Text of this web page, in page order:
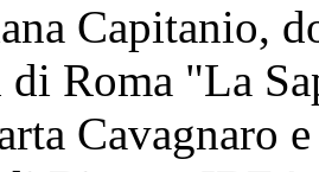
Capitanio,
Roma "La
Cavagnaro